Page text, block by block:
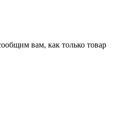
вам, как только товар